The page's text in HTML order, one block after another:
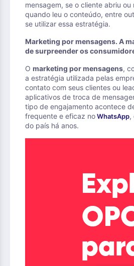
mensagem, se o cliente abriu ou
quando leu o conteúdo, entre
se utilizar essa estratégia.
Marketing por mensagens. A
de surpreender os
O marketing por mensagens,
a estratégia utilizada pelas
contato com seus clientes ou
aplicativos de troca de
tipo de engajamento acontece
frequente e eficaz noWhatsApp,
do país há anos.